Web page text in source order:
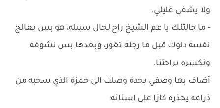
ولا يشفي غليلي.
- ما جالتلك يا عم الشيخ راح لحال سبيله، هو بس يعالج
نفسه دلوك قبل ما رجله تغور، وبعدها بس نشوفه
ونكسره براحتنا.
أضاف بها وصفي بحدة وصلت الى حمزة الذي سحبه من
ذراعه يحذره كازا على اسنانه: